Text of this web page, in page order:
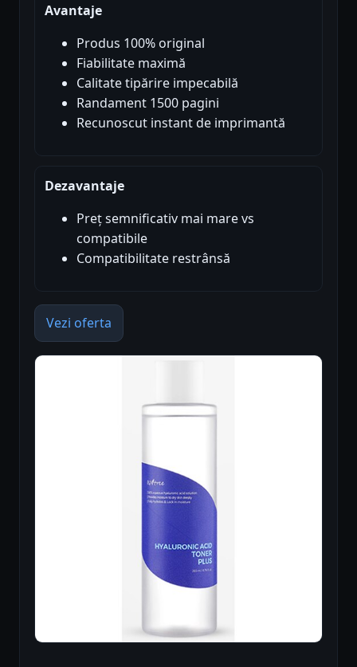
Avantaje
Produs 100% original
Fiabilitate maximă
Calitate tipărire impecabilă
Randament 1500 pagini
Recunoscut instant de imprimantă
Dezavantaje
Preț semnificativ mai mare vs
compatibile
Compatibilitate restrânsă
Vezi oferta